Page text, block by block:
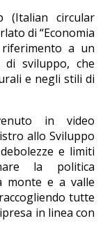
(Italian circular
di “Economia
a un
sviluppo, che
e negli stili di
in video
allo Sviluppo
e limiti
la politica
monte e a valle
tutte
in linea con